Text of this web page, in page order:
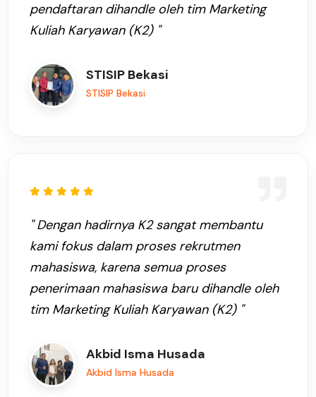
pendaftaran dihandle oleh tim Marketing
Kuliah Karyawan (K2) "
STISIP Bekasi
STISIP Bekasi
" Dengan hadirnya K2 sangat membantu
kami fokus dalam proses rekrutmen
mahasiswa, karena semua proses
penerimaan mahasiswa baru dihandle oleh
tim Marketing Kuliah Karyawan (K2) "
Akbid Isma Husada
Akbid Isma Husada